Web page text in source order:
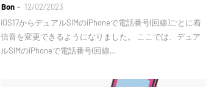
Bon
12/02/2023
iOS17からデュアルSIMのiPhoneで電話番号(回線)ごとに着
信音を変更できるようになりました。 ここでは、デュア
ルSIMのiPhoneで電話番号(回線…